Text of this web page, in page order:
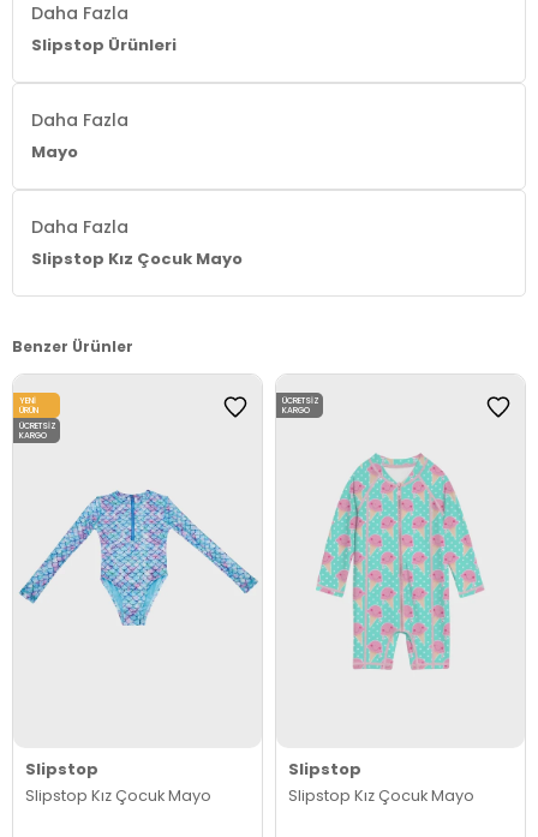
Daha Fazla
Slipstop Ürünleri
Daha Fazla
Mayo
Daha Fazla
Slipstop Kız Çocuk Mayo
Benzer Ürünler
Slipstop
Slipstop Kız Çocuk Mayo
YENI
ÜRÜN
ÜCRETSIZ
KARGO
Slipstop
Slipstop Kız Çocuk Mayo
ÜCRETSIZ
KARGO